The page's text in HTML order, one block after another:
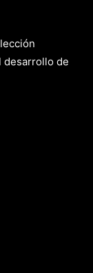
desarrollo de